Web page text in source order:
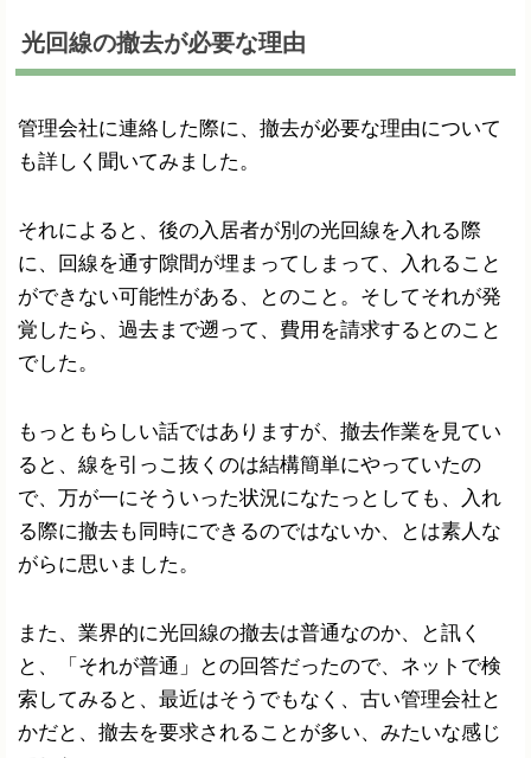
光回線の撤去が必要な理由
管理会社に連絡した際に、撤去が必要な理由について
も詳しく聞いてみました。
それによると、後の入居者が別の光回線を入れる際
に、回線を通す隙間が埋まってしまって、入れること
ができない可能性がある、とのこと。そしてそれが発
覚したら、過去まで遡って、費用を請求するとのこと
でした。
もっともらしい話ではありますが、撤去作業を見てい
ると、線を引っこ抜くのは結構簡単にやっていたの
で、万が一にそういった状況になたっとしても、入れ
る際に撤去も同時にできるのではないか、とは素人な
がらに思いました。
また、業界的に光回線の撤去は普通なのか、と訊く
と、「それが普通」との回答だったので、ネットで検
索してみると、最近はそうでもなく、古い管理会社と
かだと、撤去を要求されることが多い、みたいな感じ